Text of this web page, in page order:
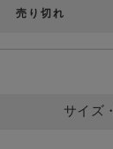
売り切れ
サイズ